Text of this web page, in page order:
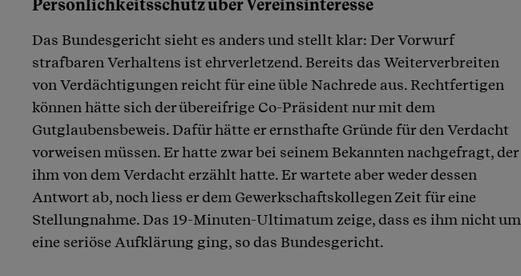
Persönlichkeitsschutz über Vereinsinteresse
Das Bundesgericht sieht es anders und stellt klar: Der Vorwurf
strafbaren Verhaltens ist ehrverletzend. Bereits das Weiterverbreiten
von Verdächtigungen reicht für eine üble Nachrede aus. Rechtfertigen
können hätte sich der übereifrige Co-Präsident nur mit dem
Gutglaubensbeweis. Dafür hätte er ernsthafte Gründe für den Verdacht
vorweisen müssen. Er hatte zwar bei seinem Bekannten nachgefragt, der
ihm von dem Verdacht erzählt hatte. Er wartete aber weder dessen
Antwort ab, noch liess er dem Gewerkschaftskollegen Zeit für eine
Stellungnahme. Das 19-Minuten-Ultimatum zeige, dass es ihm nicht um
eine seriöse Aufklärung ging, so das Bundesgericht.